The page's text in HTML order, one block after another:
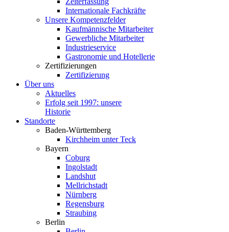
Inter­na­tionale Fachkräfte
Unsere Kompe­tenz­felder
Kaufmän­nische Mitarbeiter
Gewerb­liche Mitarbeiter
Indus­trie­service
Gastro­nomie und Hotellerie
Zerti­fi­zie­rungen
Zerti­fi­zierung
Über uns
Aktuelles
Erfolg seit 1997: unsere
Historie
Standorte
Baden-Württemberg
Kirchheim unter Teck
Bayern
Coburg
Ingol­stadt
Landshut
Mellrich­stadt
Nürnberg
Regensburg
Straubing
Berlin